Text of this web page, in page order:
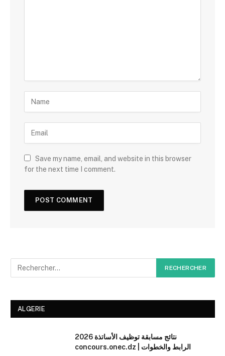
Save my name, email, and website in this browser
for the next time I comment.
ALGERIE
نتائج مسابقة توظيف الأساتذة 2026
concours.onec.dz | الرابط والخطوات